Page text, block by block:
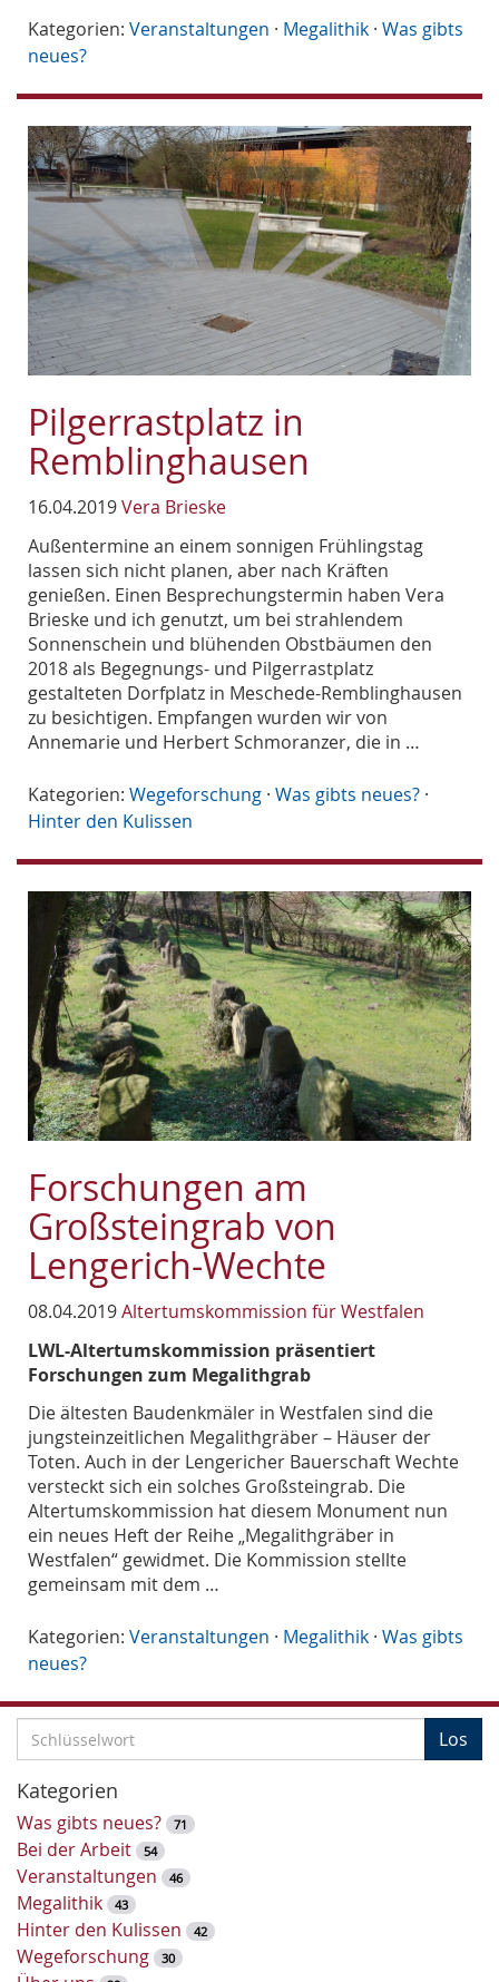
Kategorien: Veranstaltungen · Megalithik · Was gibts
neues?
Pilgerrastplatz in
Remblinghausen
16.04.2019Vera Brieske
Außentermine an einem sonnigen Frühlingstag
lassen sich nicht planen, aber nach Kräften
genießen. Einen Besprechungstermin haben Vera
Brieske und ich genutzt, um bei strahlendem
Sonnenschein und blühenden Obstbäumen den
2018 als Begegnungs- und Pilgerrastplatz
gestalteten Dorfplatz in Meschede-Remblinghausen
zu besichtigen. Empfangen wurden wir von
Annemarie und Herbert Schmoranzer, die in …
Kategorien: Wegeforschung · Was gibts neues? ·
Hinter den Kulissen
Forschungen am
Großsteingrab von
Lengerich-Wechte
08.04.2019Altertumskommission für Westfalen
LWL-Altertumskommission präsentiert
Forschungen zum Megalithgrab
Die ältesten Baudenkmäler in Westfalen sind die
jungsteinzeitlichen Megalithgräber – Häuser der
Toten. Auch in der Lengericher Bauerschaft Wechte
versteckt sich ein solches Großsteingrab. Die
Altertumskommission hat diesem Monument nun
ein neues Heft der Reihe „Megalithgräber in
Westfalen“ gewidmet. Die Kommission stellte
gemeinsam mit dem …
Kategorien: Veranstaltungen · Megalithik · Was gibts
neues?
c
h
l
ü
s
s
e
l
w
Los
Kategorien
Was gibts neues? 71
Bei der Arbeit 54
Veranstaltungen 46
Megalithik 43
Hinter den Kulissen 42
Wegeforschung 30